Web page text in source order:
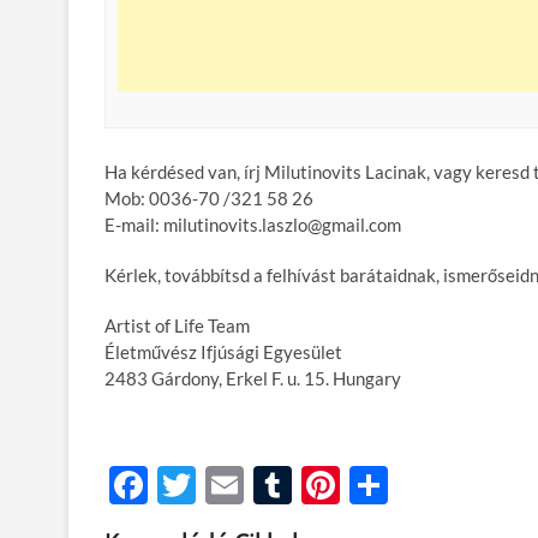
Ha kérdésed van, írj Milutinovits Lacinak, vagy keresd
Mob: 0036-70 /321 58 26
E-mail: milutinovits.laszlo@gmail.com
Kérlek, továbbítsd a felhívást barátaidnak,
Artist of Life Team
Életművész Ifjúsági Egyesület
2483 Gárdony, Erkel F. u. 15. Hungary
F
ac
T
w
E
m
T
u
Pi